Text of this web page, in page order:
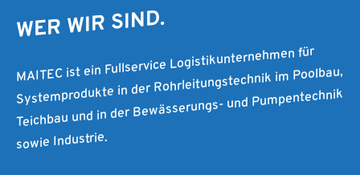
WER WIR SIND.
MAITEC ist ein Fullservice Logistikunternehmen für
Systemprodukte in der Rohrleitungstechnik im Poolbau,
Teichbau und in der Bewässerungs- und Pumpentechnik
sowie Industrie.